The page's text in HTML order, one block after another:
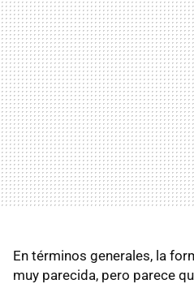
En términos generales, la
muy parecida, pero parece